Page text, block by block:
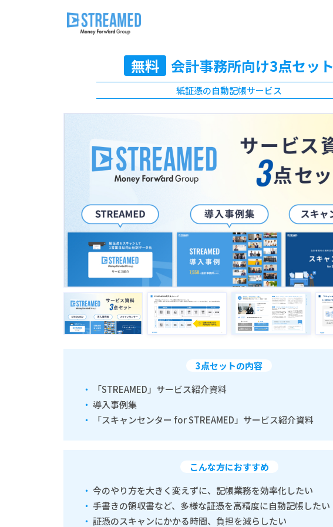
無料 会計事務所向け3点セット
紙証憑の自動記帳サービス
3点セットの内容
「STREAMED」サービス紹介資料
導入事例集
「スキャンセンター for STREAMED」サービス紹介資料
こんな方におすすめ
今のやり方を大きく変えずに、記帳業務を効率化したい
手書きの領収書など、多様な証憑を高精度に自動記帳したい
証憑のスキャンにかかる時間、負担を減らしたい